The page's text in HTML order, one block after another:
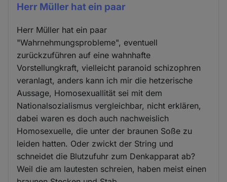
Herr Müller hat ein paar
Herr Müller hat ein paar
"Wahrnehmungsprobleme", eventuell
zurückzuführen auf eine wahnhafte
Vorstellungkraft, vielleicht paranoid schizophren
veranlagt, anders kann ich mir die hetzerische
Aussage, Homosexuallität sei mit dem
Nationalsozialismus vergleichbar, nicht erklären,
dabei waren es doch auch nachweislich
Homosexuelle, die unter der braunen Soße zu
leiden hatten. Oder zwickt der String und
schneidet die Blutzufuhr zum Denkapparat ab?
Weil die am lautesten schreien, haben meist einen